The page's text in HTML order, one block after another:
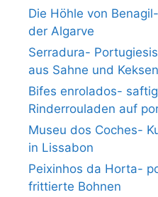
Die Höhle von
der Algarve
Serradura-
aus Sahne und Keksen
Bifes enrolados-
Rinderrouladen auf
Museu dos Coches-
in Lissabon
Peixinhos da Horta-
frittierte Bohnen